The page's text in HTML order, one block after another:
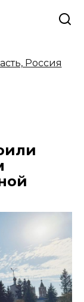
Россия